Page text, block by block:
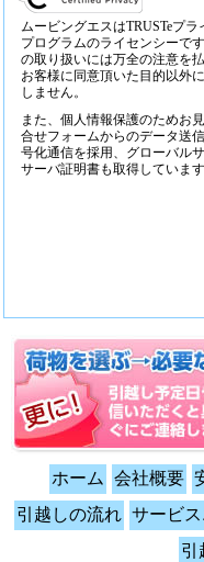
ムービングエスはTRUSTeプラ
プログラムのライセンシーで
の取り扱いには万全の注意を払
お客様に同意頂いた目的以外
しません。
また、個人情報保護のためお
合せフォームからのデータ送
号化通信を採用、グローバル
サーバ証明書も取得しています
ホーム 会社概要
引越しの流れ サービ
引